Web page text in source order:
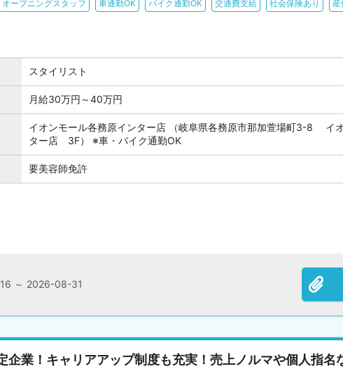
オープニングスタッフ 車通勤OK バイク通勤OK 交通費支給 社会保険あり 産
スタイリスト
月給30万円～40万円
イオンモール各務原インター店 （岐阜県各務原市那加萱場町3-8 イ
ター店 3F） ※車・バイク通勤OK
要美容師免許
～ 2026-08-31
企業！キャリアアップ制度も充実！売上ノルマや個人指名